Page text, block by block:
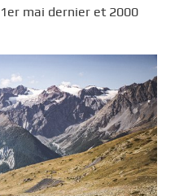
mai dernier et 2000